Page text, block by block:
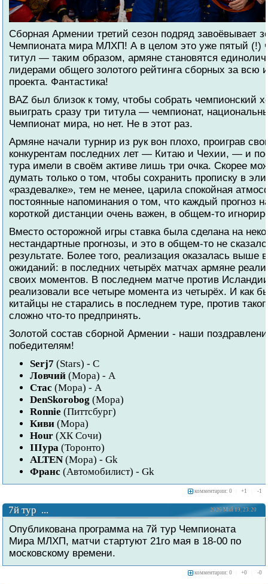
Cборная Армении третий сезон подряд завоёвывает
Чемпионата мира МЛХП! А в целом это уже пятый (!)
титул — таким образом, армяне становятся
лидерами общего золотого рейтинга сборных за всю
проекта. Фантастика!
BAZ был близок к тому, чтобы собрать чемпионский
выиграть сразу три титула — чемпионат,
Чемпионат мира, но нет. Не в этот раз.
Армяне начали турнир из рук вон плохо, проиграв
конкурентам последних лет — Китаю и Чехии, — и
тура имели в своём активе лишь три очка. Скорее
думать только о том, чтобы сохранить прописку в
«раздевалке», тем не менее, царила спокойная
постоянные напоминания о том, что каждый прогноз
короткой дистанции очень важен, в общем-то
Вместо осторожной игры ставка была сделана на
нестандартные прогнозы, и это в общем-то не
результате. Более того, реализация оказалась выше
ожиданий: в последних четырёх матчах армяне
своих моментов. В последнем матче против
реализовали все четыре момента из четырёх. И как
китайцы не старались в последнем туре, против
сложно что-то предпринять.
Золотой состав сборной Армении - наши
победителям!
Serj7 (Stars) - C
Ловчий (Мора) - A
Стас (Мора) - A
DenSkorobog (Мора)
Ronnie (Питтсбург)
Киви (Мора)
Hour (ХК Сочи)
IIIypa (Торонто)
ALTEN (Мора) - Gk
Франс (Автомобилист) - Gk
комментарии: 0 +1 -1
2026 Май 19, 23:20
7й тур ...
Опубликована программа на 7й тур Чемпионата
Мира МЛХП, матчи стартуют 21го мая в 18-00 по
московскому времени.
комментарии: 0 +0 -0